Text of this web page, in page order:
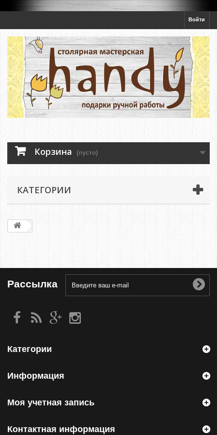
Войти
Корзина (пусто)
КАТЕГОРИИ
Рассылка
Категории
Информация
Моя учетная запись
Контактная информация